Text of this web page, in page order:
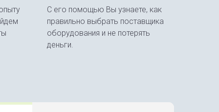
С его помощью Вы узнаете, как
правильно выбрать поставщика
оборудования и не потерять
деньги.